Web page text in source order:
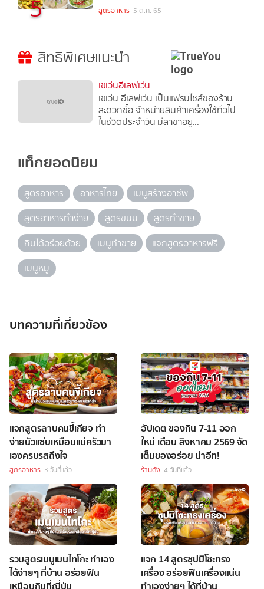
5 สูตรอาหาร 5 ต.ค. 65
สิทธิพิเศษแนะนำ
เซเว่นอีเลฟเว่น
เซเว่น อีเลฟเว่น เป็นแฟรนไชส์ของร้าน
สะดวกซื้อ จำหน่ายสินค้าเครื่องใช้ทั่วไป
ในชีวิตประจำวัน มีสาขาอยู...
แท็กยอดนิยม
สูตรอาหาร อาหารไทย
เมนูสร้างอาชีพ
สูตรอาหารทำง่าย
สูตรขนม
สูตรทำขาย
กินได้อร่อยด้วย
เมนูทำขาย
แจกสูตรอาหารฟรี
เมนูหมู
บทความที่เกี่ยวข้อง
แจกสูตรลาบคนขี้เกียจ ทำ
ง่ายนัวแซ่บเหมือนแม่ครัวมา
เองครบรสถึงใจ
สูตรอาหาร 3 วันที่แล้ว
อัปเดต ของกิน 7-11 ออก
ใหม่ เดือน สิงหาคม 2569 จัด
เต็มของอร่อย น่าอีท!
ร้านดัง 4 วันที่แล้ว
รวมสูตรเมนูเมนไทโกะ ทำเอง
ได้ง่ายๆ ที่บ้าน อร่อยฟิน
แจก 14 สูตรซุปมิโซะทรง
เครื่อง อร่อยฟินเครื่องแน่น